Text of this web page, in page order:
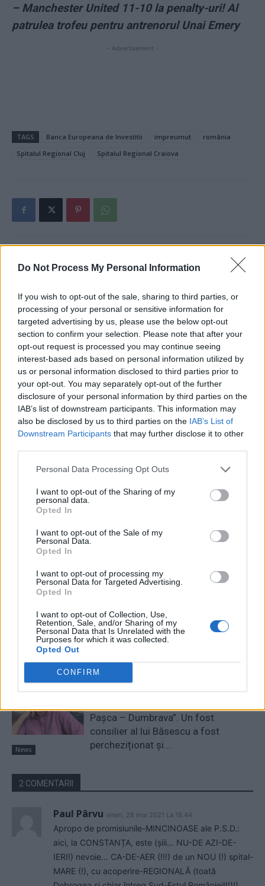
Do Not Process My Personal Information
If you wish to opt-out of the sale, sharing to third parties, or
processing of your personal or sensitive information for
targeted advertising by us, please use the below opt-out
section to confirm your selection. Please note that after your
opt-out request is processed you may continue seeing
interest-based ads based on personal information utilized by
us or personal information disclosed to third parties prior to
your opt-out. You may separately opt-out of the further
disclosure of your personal information by third parties on the
IAB’s list of downstream participants. This information may
also be disclosed by us to third parties on the IAB’s List of
Downstream Participants that may further disclose it to other
Personal Data Processing Opt Outs
I want to opt-out of the Sharing of my
personal data.
Opted In
I want to opt-out of the Sale of my
Personal Data.
Opted In
I want to opt-out of processing my
Personal Data for Targeted Advertising.
Opted In
I want to opt-out of Collection, Use,
Retention, Sale, and/or Sharing of my
Personal Data that Is Unrelated with the
Purposes for which it was collected.
Opted Out
CONFIRM
– Manchester United 11-10 la penalty-uri! Al
patrulea trofeu pentru antrenorul Unai Emery
- Advertisement -
TAGS Banca Europeana de Investitii impreumut
românia
Spitalul Regional Cluj
Spitalul Regional Craiova
Articolul precedent
care clona carduri, capturat în
Mexic. Banda a îngropat
milioane de dolari la Craiova
Articolul următor
legătură cu podul de la Brăila,
“Golden Gate de Dunăre”.
Erau blocate stupid din 2018
Redacţia
cu atenție modificările aduse legii.
pierdem 5 miliarde de euro și nu
câștigăm niciun kilowatt! Explicațiile
Pîslaru
News
A doua operațiune obscenă a
Pașca – Dumbrava”. Un fost
consilier al lui Băsescu a fost
percheziționat și...
2 COMENTARII
Paul Pârvu vineri, 28 mai 2021 La 18.44
Apropo de promisiunile-MINCINOASE ale P.S.D.:
aici, la CONSTANȚA, este (șiii… NU-DE AZI-DE-
IERI!) nevoie… CA-DE-AER (!!!) de un NOU (!) spital-
MARE (!), cu acoperire-REGIONALĂ (toată